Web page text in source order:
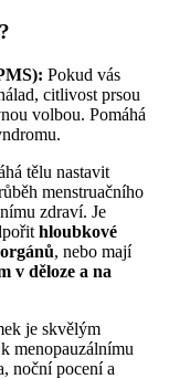
Pokud vás
citlivost prsou
volbou. Pomáhá
tělu nastavit
menstruačního
zdraví. Je
hloubkové
, nebo mají
v děloze a na
je skvělým
menopauzálnímu
noční pocení a